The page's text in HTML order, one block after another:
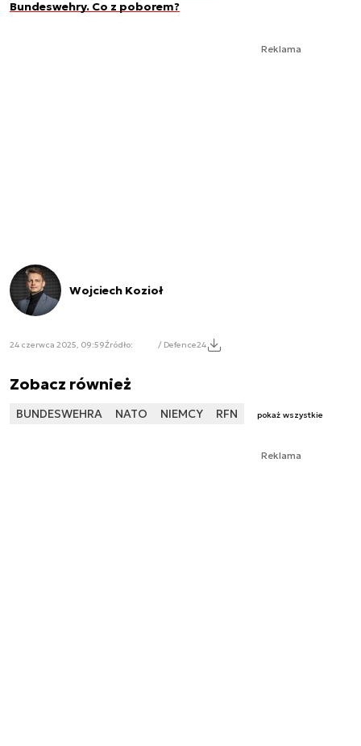
Bundeswehry. Co z poborem?
Reklama
Wojciech Kozioł
24 czerwca 2025, 09:59Źródło: / Defence24
Zobacz również
BUNDESWEHRA NATO NIEMCY RFN pokaż wszystkie
Reklama